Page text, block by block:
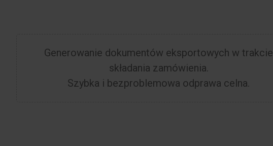
Generowanie dokumentów eksportowych w trakcie
składania zamówienia.
Szybka i bezproblemowa odprawa celna.